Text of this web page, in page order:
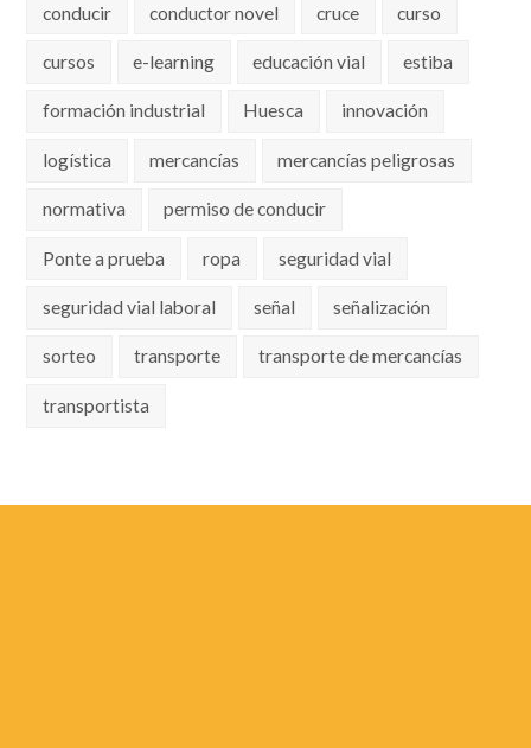
conducir conductor novel cruce curso
cursos e-learning educación vial estiba
formación industrial Huesca innovación
logística mercancías mercancías peligrosas
normativa permiso de conducir
Ponte a prueba ropa seguridad vial
seguridad vial laboral señal señalización
sorteo transporte transporte de mercancías
transportista